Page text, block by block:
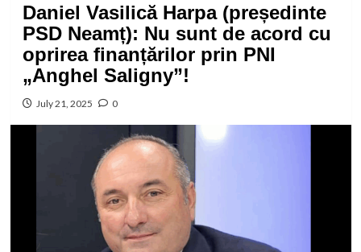
Daniel Vasilică Harpa (președinte
PSD Neamț): Nu sunt de acord cu
oprirea finanțărilor prin PNI
„Anghel Saligny”!
July 21, 2025 0